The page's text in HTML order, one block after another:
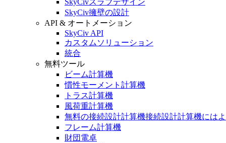
SkyCiv擁壁の設計
API & オートメーション
SkyCiv API
カスタムソリューション
統合
無料ツール
ビーム計算機
慣性モーメント計算機
トラス計算機
風荷重計算機
無料の接続設計計算機接続設計計算機には
フレーム計算機
財団電卓